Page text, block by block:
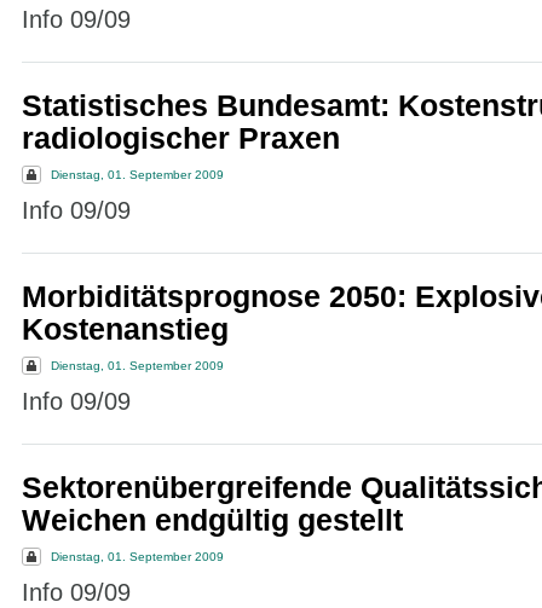
Info 09/09
Statistisches Bundesamt:
radiologischer Praxen
Dienstag, 01. September 2009
Info 09/09
Morbiditätsprognose 2050:
Kostenanstieg
Dienstag, 01. September 2009
Info 09/09
Sektorenübergreifende
Weichen endgültig gestellt
Dienstag, 01. September 2009
Info 09/09